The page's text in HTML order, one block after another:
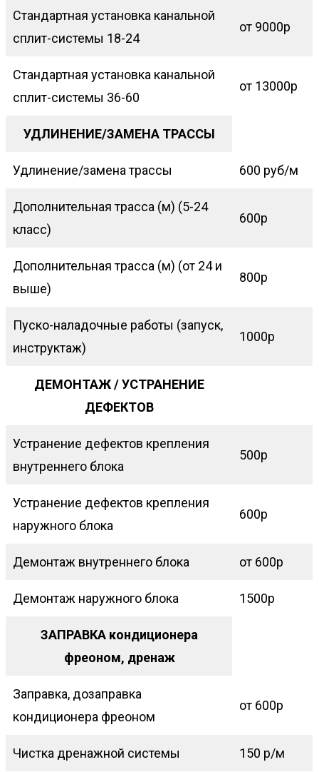
Стандартная установка канальной
сплит-системы 18-24
от 9000р
Стандартная установка канальной
сплит-системы 36-60
от 13000р
УДЛИНЕНИЕ/ЗАМЕНА ТРАССЫ
Удлинение/замена трассы 600 руб/м
Дополнительная трасса (м) (5-24
класс)
600р
Дополнительная трасса (м) (от 24 и
выше)
800р
Пуско-наладочные работы (запуск,
инструктаж)
1000р
ДЕМОНТАЖ / УСТРАНЕНИЕ
ДЕФЕКТОВ
Устранение дефектов крепления
внутреннего блока
500р
Устранение дефектов крепления
наружного блока
600р
Демонтаж внутреннего блока от 600р
Демонтаж наружного блока 1500р
ЗАПРАВКА кондиционера
фреоном, дренаж
Заправка, дозаправка
кондиционера фреоном
от 600р
Чистка дренажной системы 150 р/м